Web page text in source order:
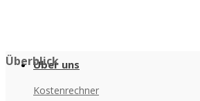
Über uns
Überblick
Kostenrechner